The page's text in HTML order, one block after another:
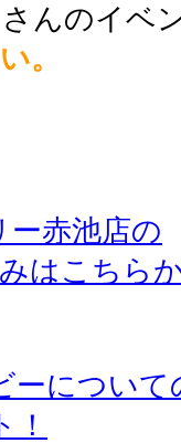
んのイベ
。
赤池店の
はこちら
ーについて